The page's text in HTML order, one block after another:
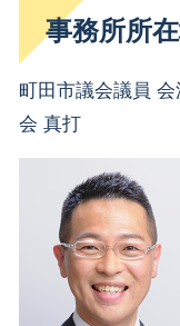
事務所所
町田市議会議員
会 真打